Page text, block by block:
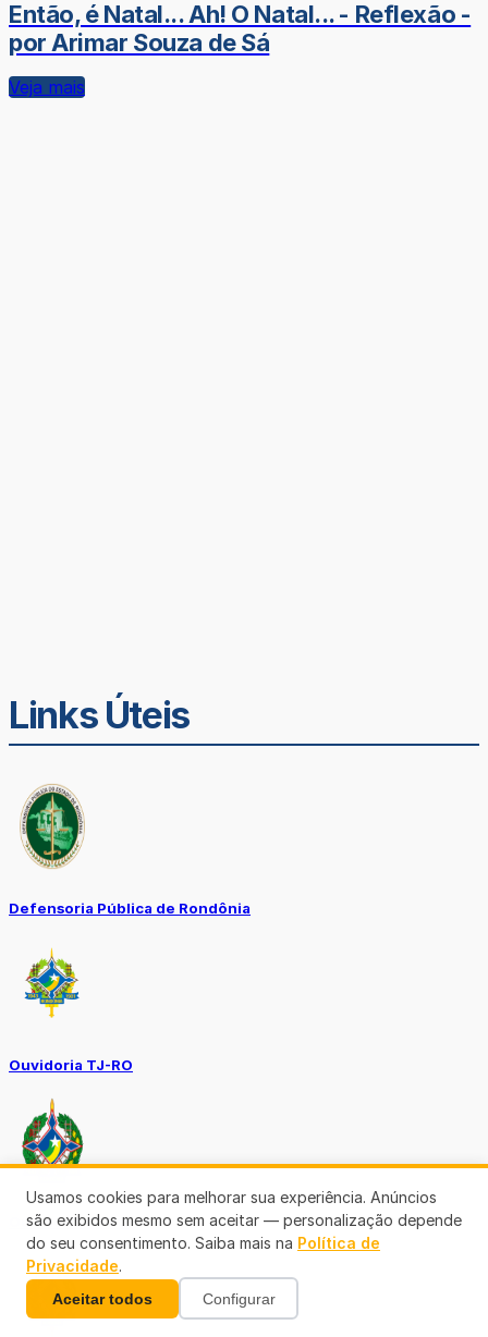
Então, é Natal... Ah! O Natal... - Reflexão -
por Arimar Souza de Sá
Veja mais
Links Úteis
Defensoria Pública de Rondônia
Ouvidoria TJ-RO
Ouvidoria GERO
Usamos cookies para melhorar sua experiência. Anúncios
são exibidos mesmo sem aceitar — personalização depende
do seu consentimento. Saiba mais na Política de
Privacidade.
Aceitar todos Configurar